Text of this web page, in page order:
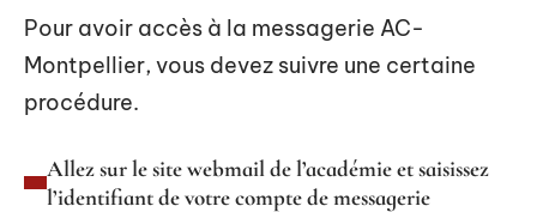
Pour avoir accès à la messagerie AC-
Montpellier, vous devez suivre une certaine
procédure.
Allez sur le site webmail de l’académie et saisissez
l’identifiant de votre compte de messagerie